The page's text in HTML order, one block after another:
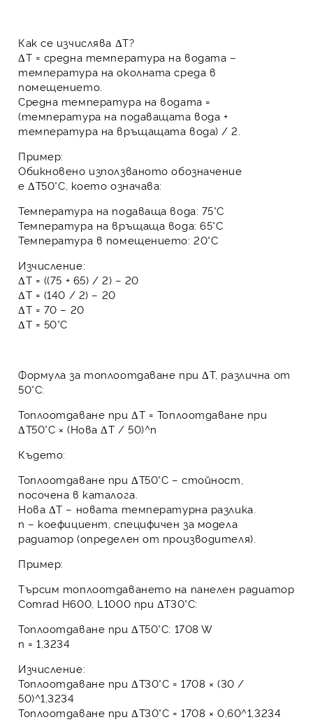
Как се изчислява ΔT?
ΔT = средна температура на водата –
температура на околната среда в
помещението.
Средна температура на водата =
(температура на подаващата вода +
температура на връщащата вода) / 2.
Пример:
Обикновено използваното обозначение
еΔT50°C , което означава:
Температура на подаваща вода: 75°C
Температура на връщаща вода: 65°C
Температура в помещението: 20°C
Изчисление:
ΔT = ((75 + 65) / 2) – 20
ΔT = (140 / 2) – 20
ΔT = 70 – 20
ΔT = 50°C
Формула за топлоотдаване при ΔT, различна от
50°C:
Топлоотдаване при ΔT = Топлоотдаване при
ΔT50°C × (Нова ΔT / 50)^n
Където:
Топлоотдаване при ΔT50°C – стойност,
посочена в каталога.
Нова ΔT – новата температурна разлика.
n – коефициент, специфичен за модела
радиатор (определен от производителя).
Пример:
Търсим топлоотдаването на панелен радиатор
Comrad H600, L1000 при ΔT30°C:
Топлоотдаване при ΔT50°C: 1708 W
n = 1,3234
Изчисление:
Топлоотдаване при ΔT30°C = 1708 × (30 /
50)^1,3234
Топлоотдаване при ΔT30°C = 1708 × 0,60^1,3234